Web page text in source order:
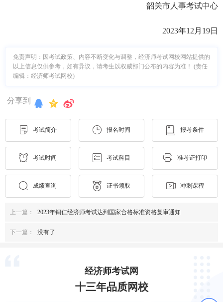
韶关市人事考试中心
2023年12月19日
免责声明：因考试政策、内容不断变化与调整，经济师考试网校网站提供的
以上信息仅供参考，如有异议，请考生以权威部门公布的内容为准！ (责任
编辑：经济师考试网校)
分享到
考试简介 报名时间 报考条件
考试时间 考试科目 准考证打印
成绩查询 证书领取 冲刺课程
上一篇： 2023年铜仁经济师考试达到国家合格标准资格复审通知
下一篇： 没有了
经济师考试网
十三年品质网校